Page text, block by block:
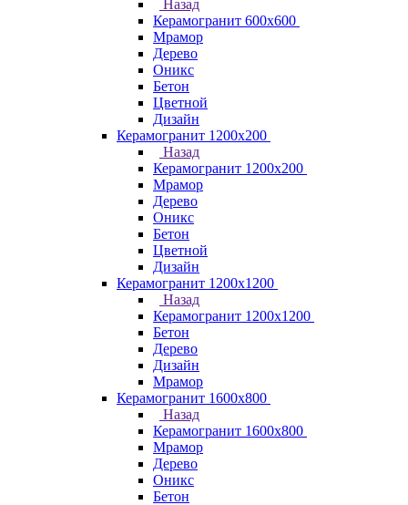
Назад
Керамогранит 600х600
Мрамор
Дерево
Оникс
Бетон
Цветной
Дизайн
Керамогранит 1200x200
Назад
Керамогранит 1200x200
Мрамор
Дерево
Оникс
Бетон
Цветной
Дизайн
Керамогранит 1200x1200
Назад
Керамогранит 1200x1200
Бетон
Дерево
Дизайн
Мрамор
Керамогранит 1600х800
Назад
Керамогранит 1600х800
Мрамор
Дерево
Оникс
Бетон